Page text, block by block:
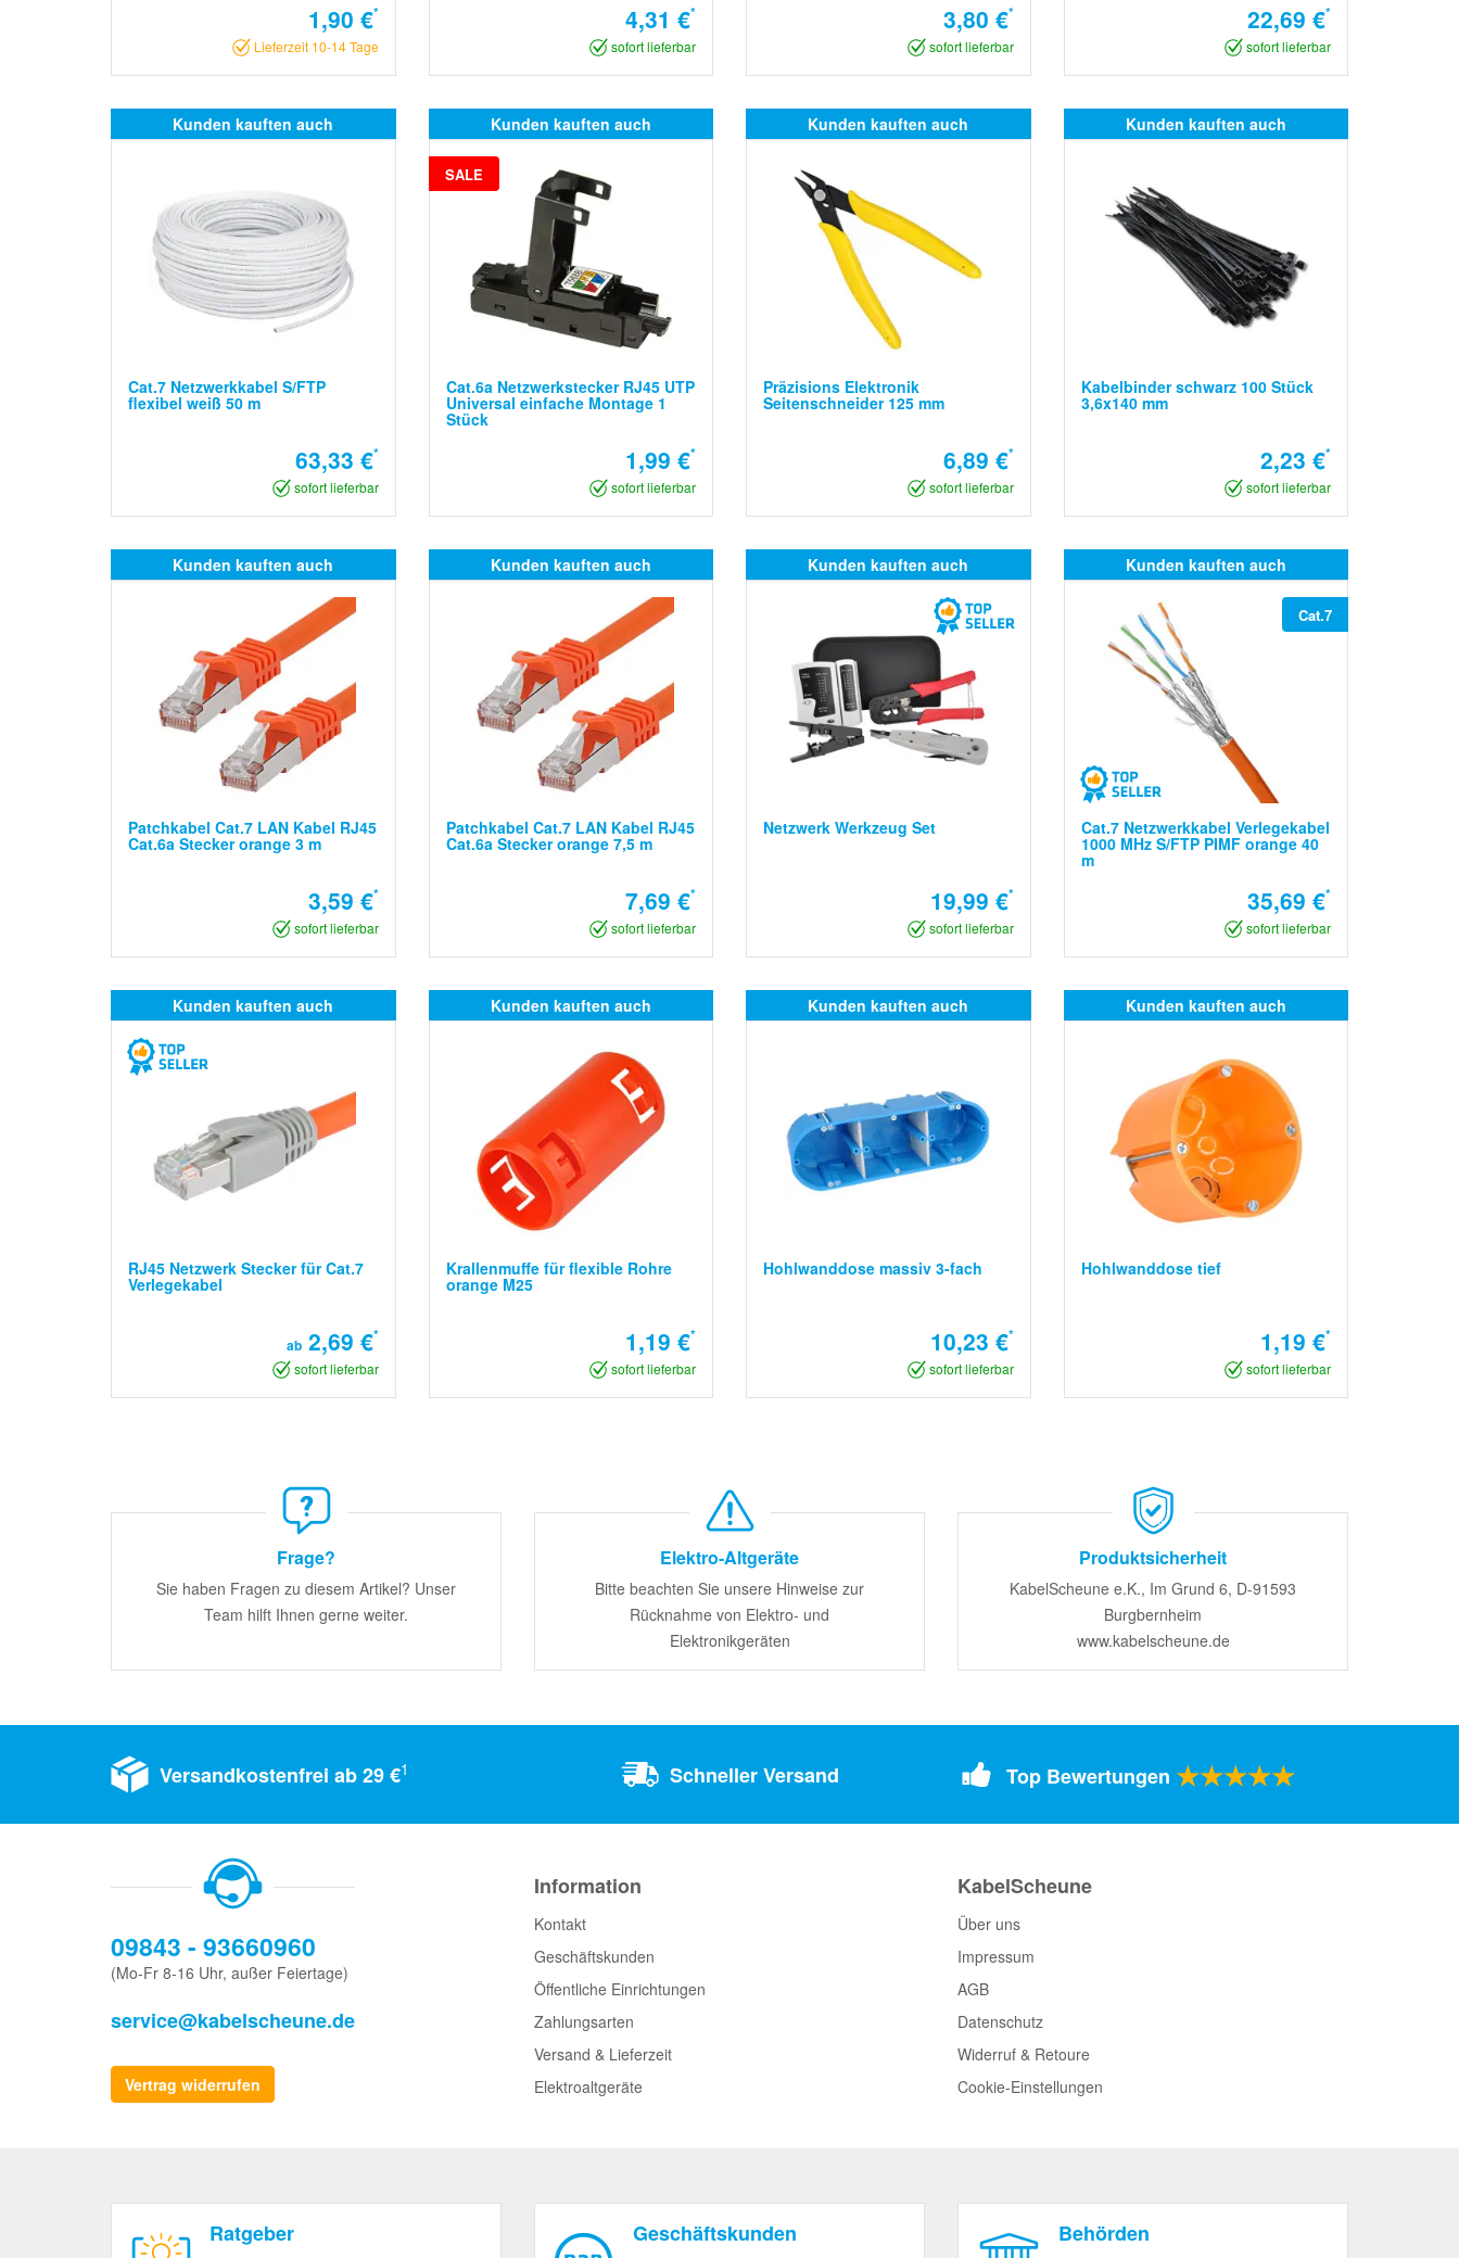
1,90 €*
Lieferzeit 10-14 Tage
4,31 €*
sofort lieferbar
3,80 €*
sofort lieferbar
22,69 €*
sofort lieferbar
Kunden kauften auch
Cat.7 Netzwerkkabel S/FTP
flexibel weiß 50 m
63,33 €*
sofort lieferbar
Kunden kauften auch
SALE
Cat.6a Netzwerkstecker RJ45 UTP
Universal einfache Montage 1
Stück
1,99 €*
sofort lieferbar
Kunden kauften auch
Präzisions Elektronik
Seitenschneider 125 mm
6,89 €*
sofort lieferbar
Kunden kauften auch
Kabelbinder schwarz 100 Stück
3,6x140 mm
2,23 €*
sofort lieferbar
Kunden kauften auch
Patchkabel Cat.7 LAN Kabel RJ45
Cat.6a Stecker orange 3 m
3,59 €*
sofort lieferbar
Kunden kauften auch
Patchkabel Cat.7 LAN Kabel RJ45
Cat.6a Stecker orange 7,5 m
7,69 €*
sofort lieferbar
Kunden kauften auch
Netzwerk Werkzeug Set
19,99 €*
sofort lieferbar
Kunden kauften auch
Cat.7
Cat.7 Netzwerkkabel Verlegekabel
1000 MHz S/FTP PIMF orange 40
m
35,69 €*
sofort lieferbar
Kunden kauften auch
RJ45 Netzwerk Stecker für Cat.7
Verlegekabel
ab2,69 €*
sofort lieferbar
Kunden kauften auch
Krallenmuffe für flexible Rohre
orange M25
1,19 €*
sofort lieferbar
Kunden kauften auch
Hohlwanddose massiv 3-fach
10,23 €*
sofort lieferbar
Kunden kauften auch
Hohlwanddose tief
1,19 €*
sofort lieferbar
Frage?
Sie haben Fragen zu diesem Artikel? Unser
Team hilft Ihnen gerne weiter.
Elektro-Altgeräte
Bitte beachten Sie unsere Hinweise zur
Rücknahme von Elektro- und
Elektronikgeräten
Produktsicherheit
KabelScheune e.K., Im Grund 6, D-91593
Burgbernheim
www.kabelscheune.de
Versandkostenfrei ab 29 €1 Schneller Versand Top Bewertungen ★★★★★
09843 - 93660960
(Mo-Fr 8-16 Uhr, außer Feiertage)
service@kabelscheune.de
Vertrag widerrufen
Information
Kontakt
Geschäftskunden
Öffentliche Einrichtungen
Zahlungsarten
Versand & Lieferzeit
Elektroaltgeräte
KabelScheune
Über uns
Impressum
AGB
Datenschutz
Widerruf & Retoure
Cookie-Einstellungen
Ratgeber Geschäftskunden Behörden